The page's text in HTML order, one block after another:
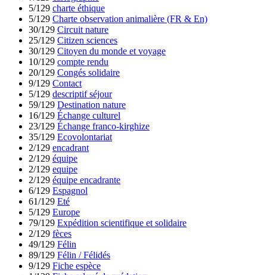
5/129 charte éthique
5/129 Charte observation animalière (FR & En)
30/129 Circuit nature
25/129 Citizen sciences
30/129 Citoyen du monde et voyage
10/129 compte rendu
20/129 Congés solidaire
9/129 Contact
5/129 descriptif séjour
59/129 Destination nature
16/129 Échange culturel
23/129 Échange franco-kirghize
35/129 Ecovolontariat
2/129 encadrant
2/129 équipe
2/129 equipe
2/129 équipe encadrante
6/129 Espagnol
61/129 Eté
5/129 Europe
79/129 Expédition scientifique et solidaire
2/129 fèces
49/129 Félin
89/129 Félin / Félidés
9/129 Fiche espèce